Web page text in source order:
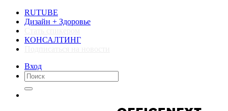
RUTUBE
Дизайн + Здоровье
КОНСАЛТИНГ
Вход